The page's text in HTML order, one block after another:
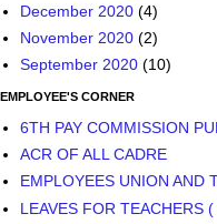
December 2020 (4)
November 2020 (2)
September 2020 (10)
EMPLOYEE'S CORNER
6TH PAY COMMISSION
ACR OF ALL CADRE
EMPLOYEES UNION AND
LEAVES FOR TEACHERS